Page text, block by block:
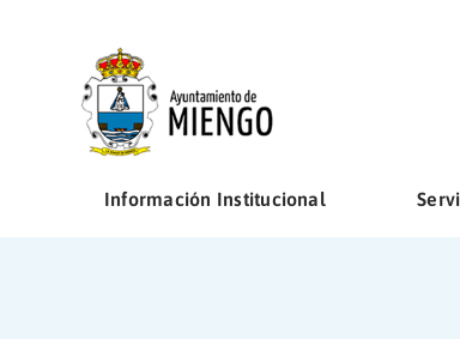
contenido
Información Institucional